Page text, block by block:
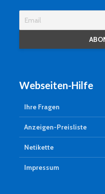
Webseiten-Hilfe
Ihre Fragen
Anzeigen-Preisliste
Netikette
Impressum